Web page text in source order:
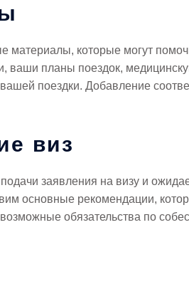
которые могут
ваши планы поездок,
поездки. Добавление
виз
заявления на визу и
основные рекомендации,
обязательства по